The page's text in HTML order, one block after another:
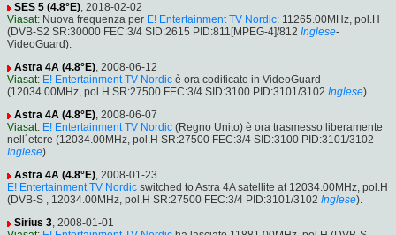
SES 5 (4.8°E), 2018-02-02
Viasat: Nuova frequenza per E! Entertainment TV Nordic: 11265.00MHz, pol.H
(DVB-S2 SR:30000 FEC:3/4 SID:2615 PID:811[MPEG-4]/812 Inglese-
VideoGuard).
Astra 4A (4.8°E), 2008-06-12
Viasat: E! Entertainment TV Nordic è ora codificato in VideoGuard
(12034.00MHz, pol.H SR:27500 FEC:3/4 SID:3100 PID:3101/3102 Inglese).
Astra 4A (4.8°E), 2008-06-07
Viasat: E! Entertainment TV Nordic (Regno Unito) è ora trasmesso liberamente
nell´etere (12034.00MHz, pol.H SR:27500 FEC:3/4 SID:3100 PID:3101/3102
Inglese).
Astra 4A (4.8°E), 2008-01-23
E! Entertainment TV Nordic switched to Astra 4A satellite at 12034.00MHz, pol.H
(DVB-S , 12034.00MHz, pol.H SR:27500 FEC:3/4 PID:3101/3102 Inglese).
Sirius 3, 2008-01-01